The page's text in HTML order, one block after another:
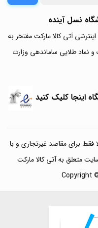
نسل آینده
آتی کالا مارکت مفتخر به
و نماد طلایی ساماندهی وزارت
اینجا کلیک کنید
فقط برای مقاصد غیرتجاری و با
متعلق به آتی کالا مارکت